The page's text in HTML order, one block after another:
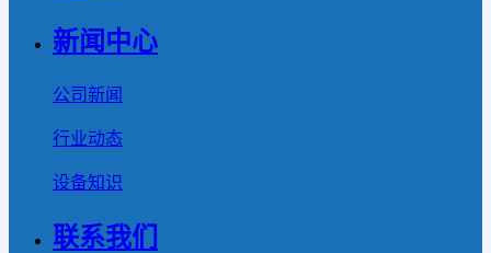
新闻中心
公司新闻
行业动态
设备知识
联系我们